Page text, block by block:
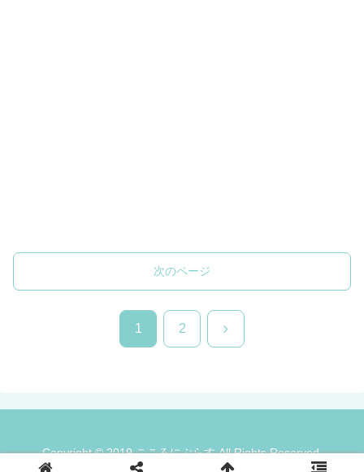
次のページ
1 2 次
Copyright © 2019 こころにぷらす All Rights Reserved.